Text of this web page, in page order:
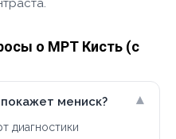
о МРТ Кисть (с
мениск? ▾
диагностики